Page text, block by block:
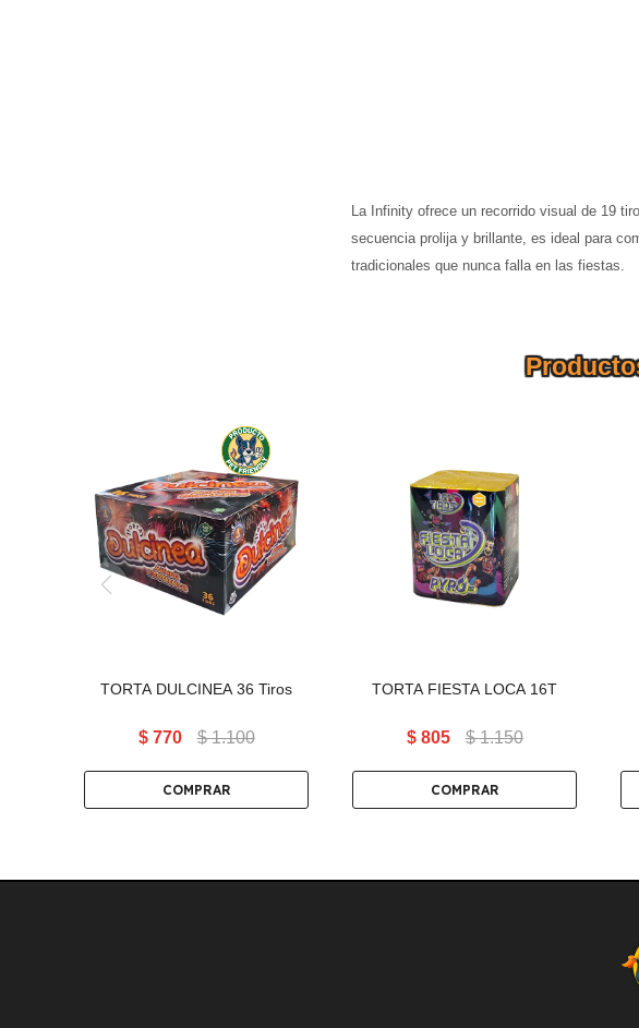
La Infinity ofrece un recorrido visual de 19
secuencia prolija y brillante, es ideal para
tradicionales que nunca falla en las fiestas.
TORTA DULCINEA 36 Tiros
TORTA DULCINEA 36 Tiros
$ 770 $ 1.100
Batería compacta de 16
disparos. Ritmo ágil y
divertido, ideal para
encender la previa de la
noche con un show
cumplidor.
TORTA FIESTA LOCA 16T
$ 805 $ 1.150